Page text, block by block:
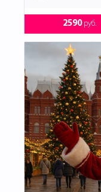
2590руб.